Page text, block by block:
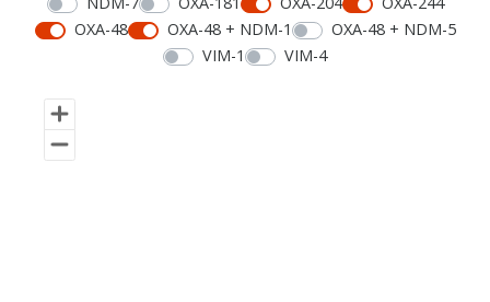
OXA-48
OXA-48 + NDM-1
OXA-48 + NDM-5
VIM-1
VIM-4